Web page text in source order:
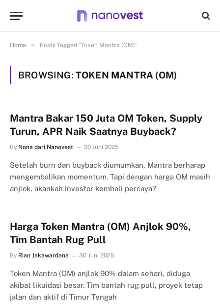
Home » Posts Tagged "Token Mantra (OM)"
BROWSING: TOKEN MANTRA (OM)
Mantra Bakar 150 Juta OM Token, Supply
Turun, APR Naik Saatnya Buyback?
By Nona dari Nanovest 30 Juni 2025
Setelah burn dan buyback diumumkan, Mantra berharap
mengembalikan momentum. Tapi dengan harga OM masih
anjlok, akankah investor kembali percaya?
Harga Token Mantra (OM) Anjlok 90%,
Tim Bantah Rug Pull
By Rian Jakawardana 30 Juni 2025
Token Mantra (OM) anjlok 90% dalam sehari, diduga
akibat likuidasi besar. Tim bantah rug pull, proyek tetap
jalan dan aktif di Timur Tengah